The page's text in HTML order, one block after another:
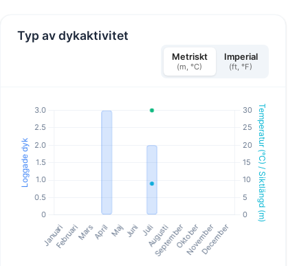
Typ av dykaktivitet
Metriskt
(m, °C)
Imperial
(ft, °F)